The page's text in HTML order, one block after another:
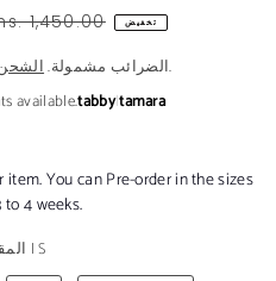
1,450.00 تخفيض
الضرائب مشمولة.يتم احتسابه عند الدفع.
available.tabby|tamara
You can Pre-order in the sizes
4 weeks.
|S